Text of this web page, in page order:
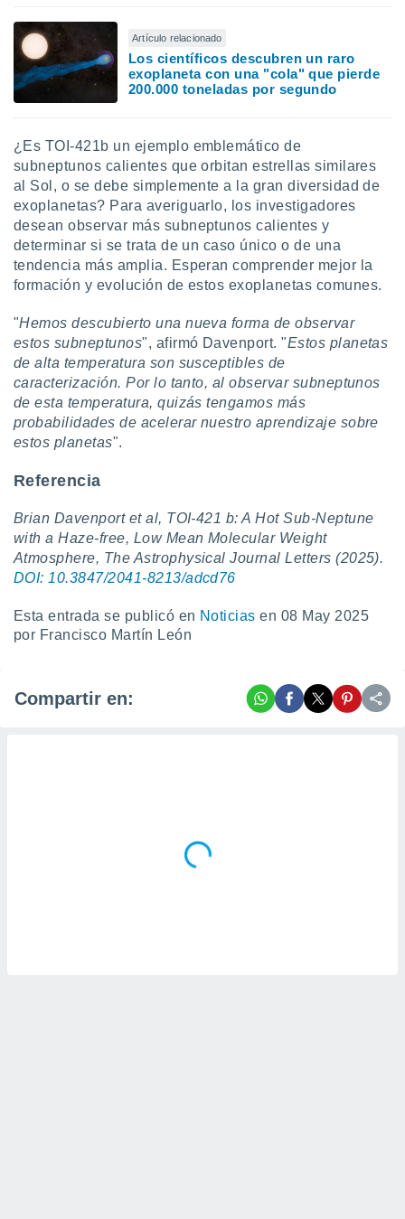
Artículo relacionado
Los científicos descubren un raro
exoplaneta con una "cola" que pierde
200.000 toneladas por segundo
¿Es TOI-421b un ejemplo emblemático de
subneptunos calientes que orbitan estrellas similares
al Sol, o se debe simplemente a la gran diversidad de
exoplanetas? Para averiguarlo, los investigadores
desean observar más subneptunos calientes y
determinar si se trata de un caso único o de una
tendencia más amplia. Esperan comprender mejor la
formación y evolución de estos exoplanetas comunes.
"Hemos descubierto una nueva forma de observar
estos subneptunos", afirmó Davenport. "Estos planetas
de alta temperatura son susceptibles de
caracterización. Por lo tanto, al observar subneptunos
de esta temperatura, quizás tengamos más
probabilidades de acelerar nuestro aprendizaje sobre
estos planetas".
Referencia
Brian Davenport et al, TOI-421 b: A Hot Sub-Neptune
with a Haze-free, Low Mean Molecular Weight
Atmosphere, The Astrophysical Journal Letters (2025).
DOI: 10.3847/2041-8213/adcd76
Esta entrada se publicó en Noticias en 08 May 2025
por Francisco Martín León
Compartir en: